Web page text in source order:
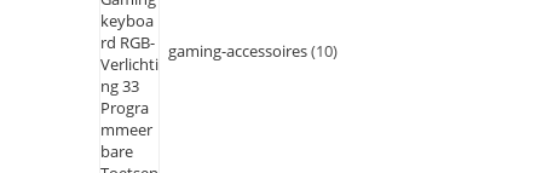
gaming-accessoires 10